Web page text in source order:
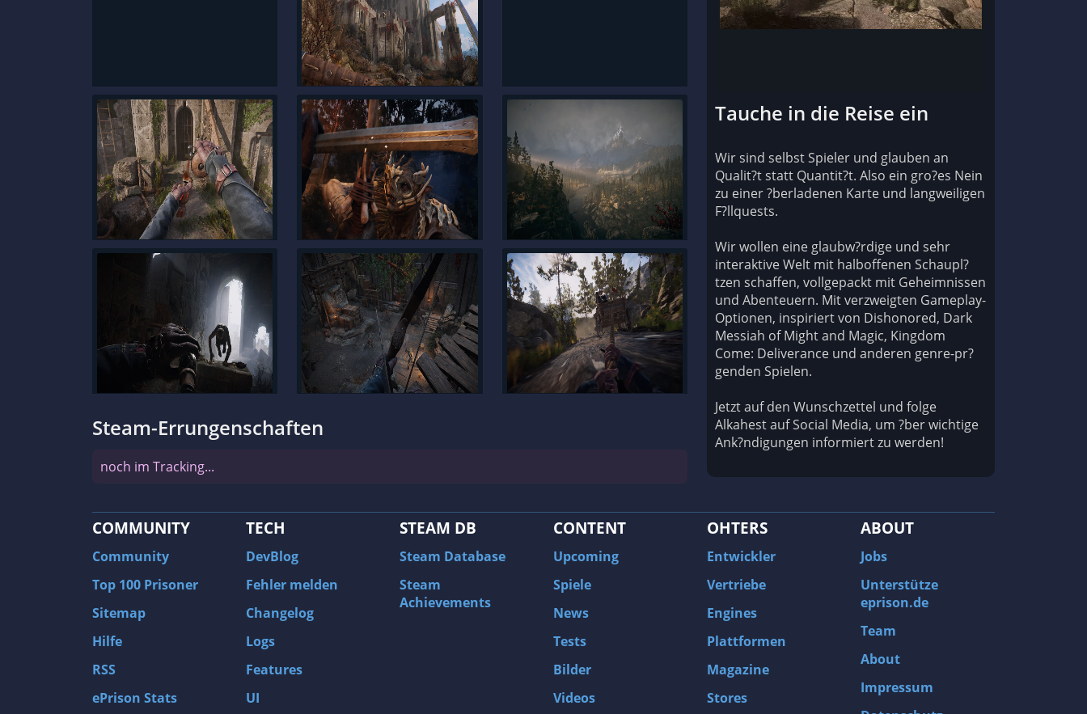
Steam-Errungenschaften
noch im Tracking...
Tauche in die Reise ein
Wir sind selbst Spieler und glauben an
Qualit?t statt Quantit?t. Also ein gro?es Nein
zu einer ?berladenen Karte und langweiligen
F?llquests.
Wir wollen eine glaubw?rdige und sehr
interaktive Welt mit halboffenen Schaupl?
tzen schaffen, vollgepackt mit Geheimnissen
und Abenteuern. Mit verzweigten Gameplay-
Optionen, inspiriert von Dishonored, Dark
Messiah of Might and Magic, Kingdom
Come: Deliverance und anderen genre-pr?
genden Spielen.
Jetzt auf den Wunschzettel und folge
Alkahest auf Social Media, um ?ber wichtige
Ank?ndigungen informiert zu werden!
COMMUNITY
Community
Top 100 Prisoner
Sitemap
Hilfe
RSS
ePrison Stats
TECH
DevBlog
Fehler melden
Changelog
Logs
Features
UI
STEAM DB
Steam Database
Steam
Achievements
CONTENT
Upcoming
Spiele
News
Tests
Bilder
Videos
OHTERS
Entwickler
Vertriebe
Engines
Plattformen
Magazine
Stores
ABOUT
Jobs
Unterstütze
eprison.de
Team
About
Impressum